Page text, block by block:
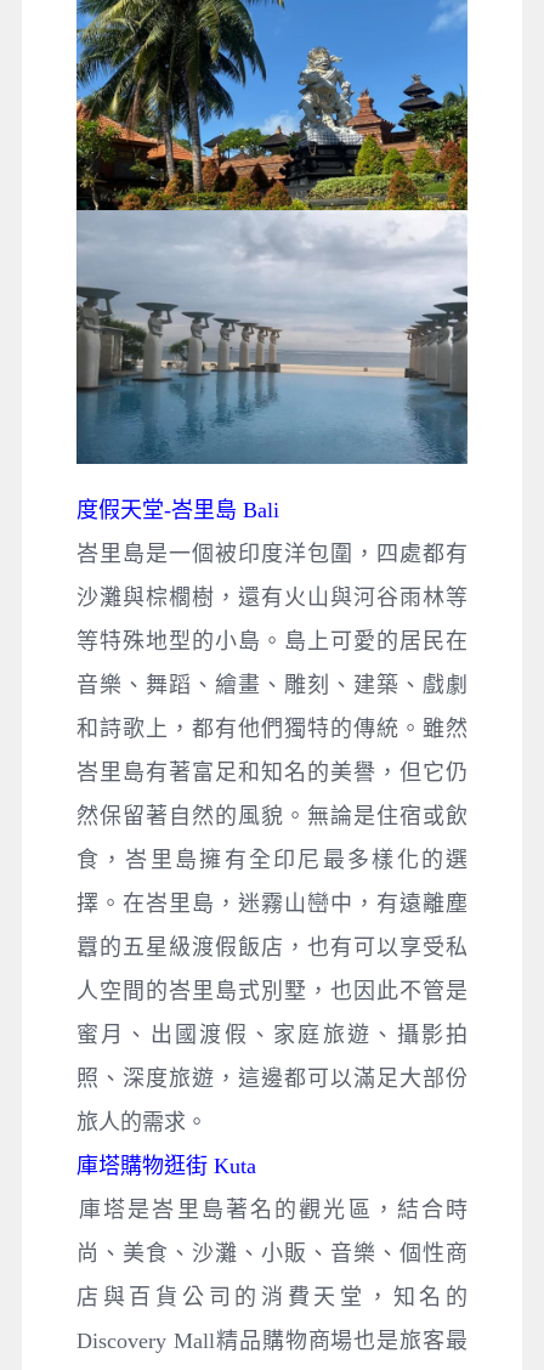
度假天堂-峇里島 Bali
峇里島是一個被印度洋包圍，四處都有
沙灘與棕櫚樹，還有火山與河谷雨林等
等特殊地型的小島。島上可愛的居民在
音樂、舞蹈、繪畫、雕刻、建築、戲劇
和詩歌上，都有他們獨特的傳統。雖然
峇里島有著富足和知名的美譽，但它仍
然保留著自然的風貌。無論是住宿或飲
食，峇里島擁有全印尼最多樣化的選
擇。在峇里島，迷霧山巒中，有遠離塵
囂的五星級渡假飯店，也有可以享受私
人空間的峇里島式別墅，也因此不管是
蜜月、出國渡假、家庭旅遊、攝影拍
照、深度旅遊，這邊都可以滿足大部份
旅人的需求。
庫塔購物逛街 Kuta
​庫塔是峇里島著名的觀光區，結合時
尚、美食、沙灘、小販、音樂、個性商
店與百貨公司的消費天堂，知名的
Discovery Mall精品購物商場也是旅客最